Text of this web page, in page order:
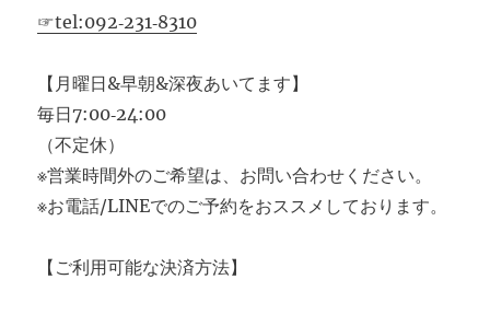
☞tel:092‐231‐8310
【月曜日&早朝&深夜あいてます】
毎日7:00‐24:00
（不定休）
※営業時間外のご希望は、お問い合わせください。
※お電話/LINEでのご予約をおススメしております。
【ご利用可能な決済方法】